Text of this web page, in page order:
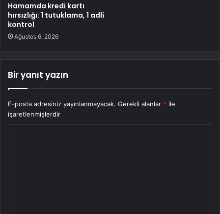
Hamamda kredi kartı
hırsızlığı: 1 tutuklama, 1 adli
kontrol
Ağustos 6, 2026
Bir yanıt yazın
E-posta adresiniz yayınlanmayacak. Gerekli alanlar * ile
işaretlenmişlerdir